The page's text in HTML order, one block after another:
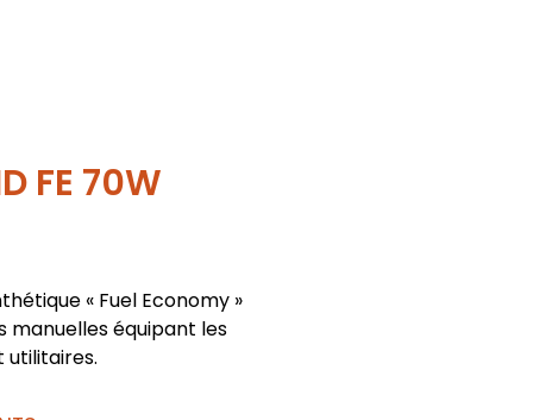
FE 70W
« Fuel Economy »
manuelles équipant les
utilitaires.